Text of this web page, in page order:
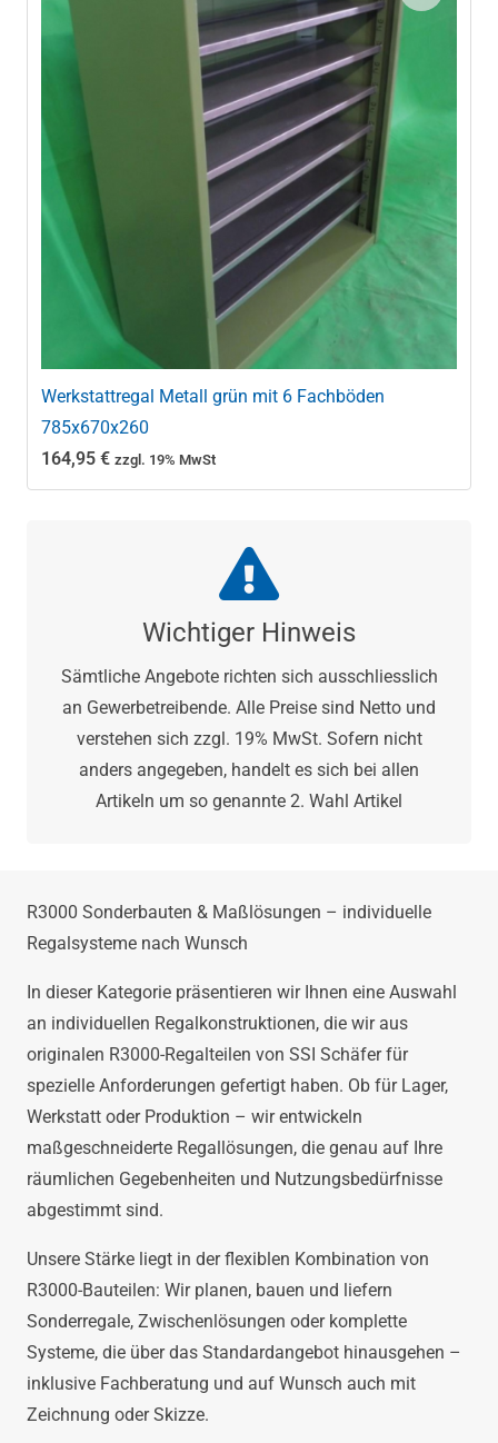
Werkstattregal Metall grün mit 6 Fachböden
785x670x260
164,95 € zzgl. 19% MwSt
Wichtiger Hinweis
Sämtliche Angebote richten sich ausschliesslich
an Gewerbetreibende. Alle Preise sind Netto und
verstehen sich zzgl. 19% MwSt. Sofern nicht
anders angegeben, handelt es sich bei allen
Artikeln um so genannte 2. Wahl Artikel
R3000 Sonderbauten & Maßlösungen – individuelle
Regalsysteme nach Wunsch
In dieser Kategorie präsentieren wir Ihnen eine Auswahl
an individuellen Regalkonstruktionen, die wir aus
originalen R3000-Regalteilen von SSI Schäfer für
spezielle Anforderungen gefertigt haben. Ob für Lager,
Werkstatt oder Produktion – wir entwickeln
maßgeschneiderte Regallösungen, die genau auf Ihre
räumlichen Gegebenheiten und Nutzungsbedürfnisse
abgestimmt sind.
Unsere Stärke liegt in der flexiblen Kombination von
R3000-Bauteilen: Wir planen, bauen und liefern
Sonderregale, Zwischenlösungen oder komplette
Systeme, die über das Standardangebot hinausgehen –
inklusive Fachberatung und auf Wunsch auch mit
Zeichnung oder Skizze.